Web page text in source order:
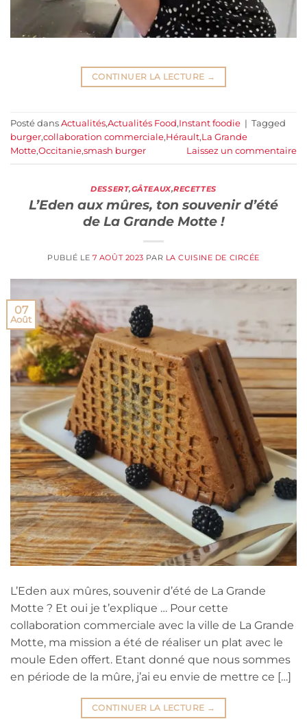
CONTINUER LA LECTURE →
Posté dans Actualités,Actualités Food,Instant foodie | Tagged
burger,collaboration commerciale,Hérault,La Grande
Motte,Occitanie,smash burger Laissez un commentaire
DESSERT,GÂTEAUX,RECETTES
L’Eden aux mûres, ton souvenir d’été
de La Grande Motte !
PUBLIÉ LE 7 AOÛT 2023 PAR LA CUISINE DE CIRCÉE
07
Août
L’Eden aux mûres, souvenir d’été de La Grande
Motte ? Et oui je t’explique … Pour cette
collaboration commerciale avec la ville de La Grande
Motte, ma mission a été de réaliser un plat avec le
moule Eden offert. Etant donné que nous sommes
en période de la mûre, j’ai eu envie de mettre ce […]
CONTINUER LA LECTURE →